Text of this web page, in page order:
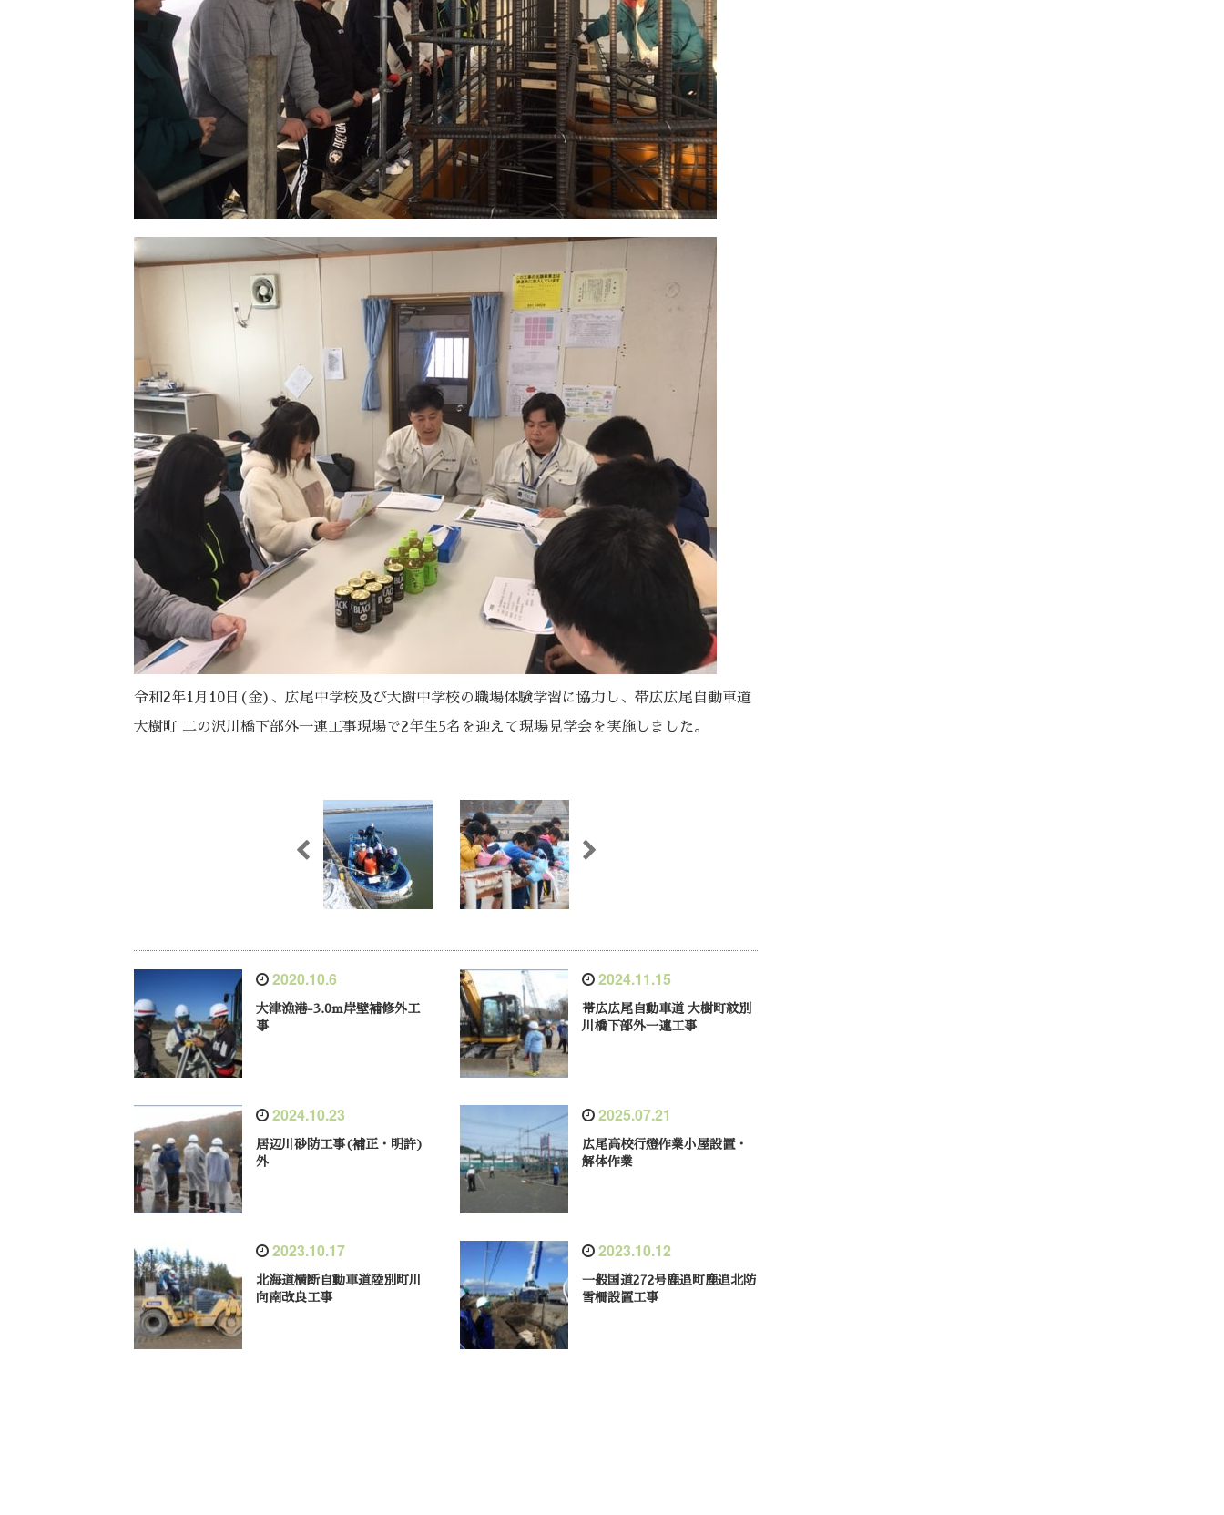
令和2年1月10日(金)、広尾中学校及び大樹中学校の職場体験学習に協力し、帯広広尾自動車道
大樹町 二の沢川橋下部外一連工事現場で2年生5名を迎えて現場見学会を実施しました。
2020.10.6
大津漁港-3.0m岸壁補修外工
事
2024.11.15
帯広広尾自動車道 大樹町紋別
川橋下部外一連工事
2024.10.23
居辺川砂防工事(補正・明許)
外
2025.07.21
広尾高校行燈作業小屋設置・
解体作業
2023.10.17
北海道横断自動車道陸別町川
向南改良工事
2023.10.12
一般国道272号鹿追町鹿追北防
雪柵設置工事